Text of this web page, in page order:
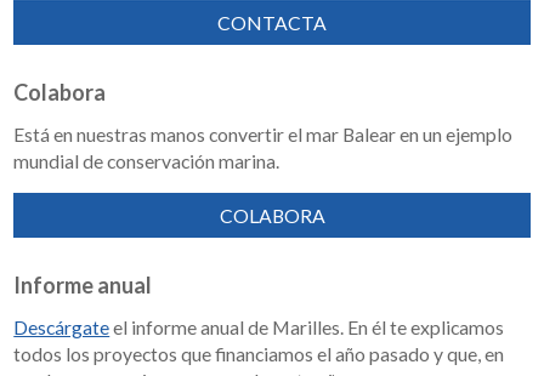
CONTACTA
Colabora
Está en nuestras manos convertir el mar Balear en un ejemplo
mundial de conservación marina.
COLABORA
Informe anual
Descárgateel informe anual de Marilles. En él te explicamos
todos los proyectos que financiamos el año pasado y que, en